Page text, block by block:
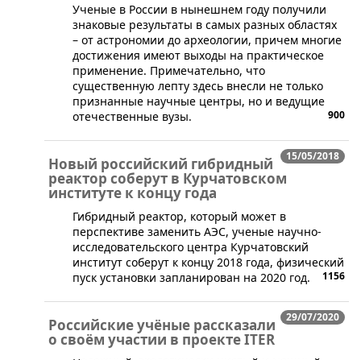
​Ученые в России в нынешнем году получили
знаковые результаты в самых разных областях
– от астрономии до археологии, причем многие
достижения имеют выходы на практическое
применение. Примечательно, что
существенную лепту здесь внесли не только
признанные научные центры, но и ведущие
отечественные вузы.
900
15/05/2018
Новый российский гибридный
реактор соберут в Курчатовском
институте к концу года
​Гибридный реактор, который может в
перспективе заменить АЭС, ученые научно-
исследовательского центра Курчатовский
институт соберут к концу 2018 года, физический
пуск установки запланирован на 2020 год.
1156
29/07/2020
Российские учёные рассказали
о своём участии в проекте ITER